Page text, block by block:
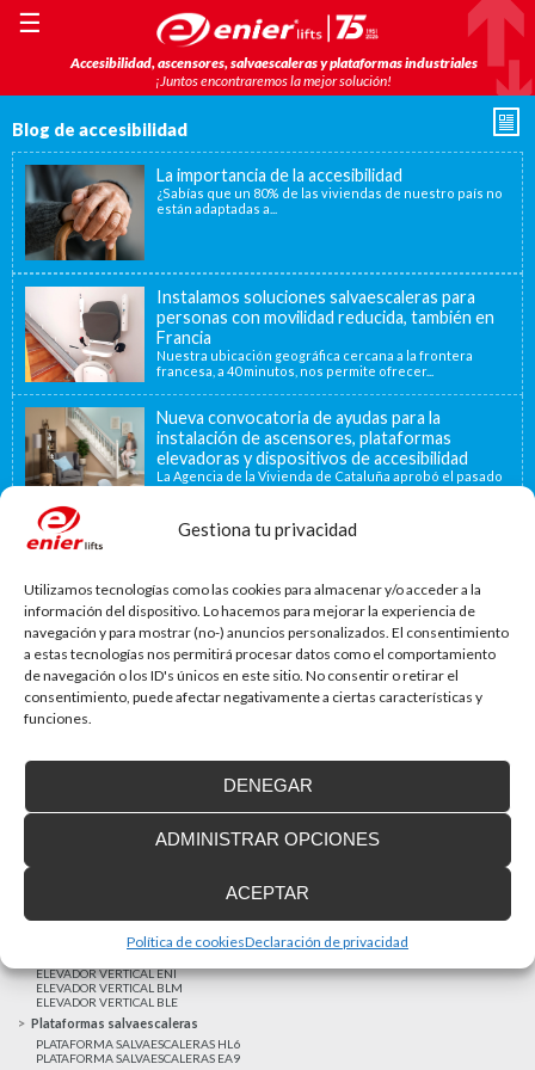
Gestiona tu privacidad
Utilizamos tecnologías como las cookies para almacenar y/o acceder a la
información del dispositivo. Lo hacemos para mejorar la experiencia de
navegación y para mostrar (no-) anuncios personalizados. El consentimiento
a estas tecnologías nos permitirá procesar datos como el comportamiento
de navegación o los ID's únicos en este sitio. No consentir o retirar el
consentimiento, puede afectar negativamente a ciertas características y
funciones.
ACEPTAR
DENEGAR
ADMINISTRAR OPCIONES
Política de cookiesDeclaración de privacidad
Accesibilidad, ascensores, salvaescaleras y plataformas industriales
¡Juntos encontraremos la mejor solución!
☰
Blog de accesibilidad
La importancia de la accesibilidad
¿Sabías que un 80% de las viviendas de nuestro país no
están adaptadas a...
Instalamos soluciones salvaescaleras para
personas con movilidad reducida, también en
Francia
Nuestra ubicación geográfica cercana a la frontera
francesa, a 40 minutos, nos permite ofrecer...
Nueva convocatoria de ayudas para la
instalación de ascensores, plataformas
elevadoras y dispositivos de accesibilidad
La Agencia de la Vivienda de Cataluña aprobó el pasado
15 de noviembre de...
La accesibilidad universal es una prioridad
MAS NOTICIAS
Elevadores verticales
ELEVADOR VERTICAL ENI
ELEVADOR VERTICAL BLM
ELEVADOR VERTICAL BLE
Plataformas salvaescaleras
PLATAFORMA SALVAESCALERAS HL6
PLATAFORMA SALVAESCALERAS EA9